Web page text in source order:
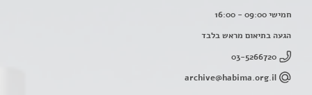
חמישי 09:00 - 16:00
הגעה בתיאום מראש בלבד
03-5266720
archive@habima.org.il